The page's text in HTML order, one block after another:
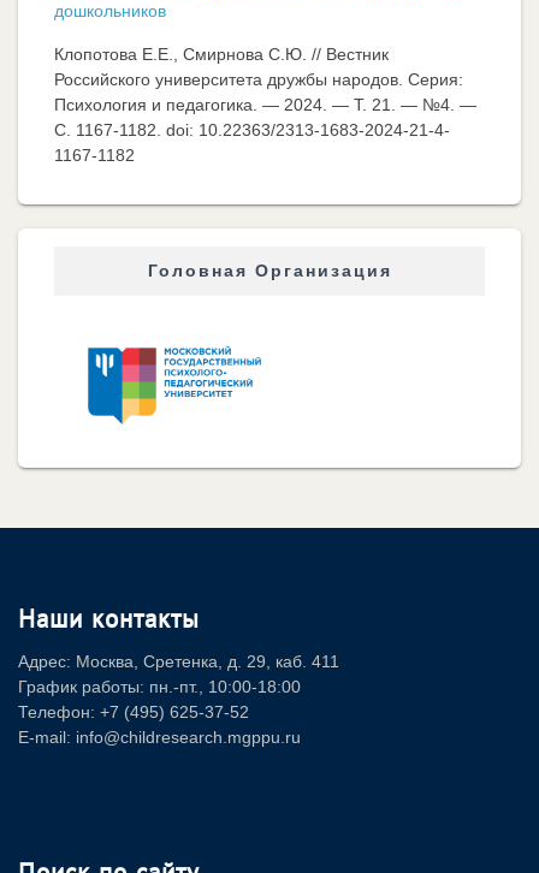
дошкольников
Клопотова Е.Е., Смирнова С.Ю. // Вестник
Российского университета дружбы народов. Серия:
Психология и педагогика. — 2024. — Т. 21. — №4. —
C. 1167-1182. doi: 10.22363/2313-1683-2024-21-4-
1167-1182
Головная Организация
Наши контакты
Адрес: Москва, Сретенка, д. 29, каб. 411
График работы: пн.-пт., 10:00-18:00
Телефон: +7 (495) 625-37-52
E-mail: info@childresearch.mgppu.ru